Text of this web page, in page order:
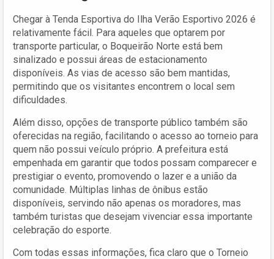
Chegar à Tenda Esportiva do Ilha Verão Esportivo 2026 é
relativamente fácil. Para aqueles que optarem por
transporte particular, o Boqueirão Norte está bem
sinalizado e possui áreas de estacionamento
disponíveis. As vias de acesso são bem mantidas,
permitindo que os visitantes encontrem o local sem
dificuldades.
Além disso, opções de transporte público também são
oferecidas na região, facilitando o acesso ao torneio para
quem não possui veículo próprio. A prefeitura está
empenhada em garantir que todos possam comparecer e
prestigiar o evento, promovendo o lazer e a união da
comunidade. Múltiplas linhas de ônibus estão
disponíveis, servindo não apenas os moradores, mas
também turistas que desejam vivenciar essa importante
celebração do esporte.
Com todas essas informações, fica claro que o Torneio